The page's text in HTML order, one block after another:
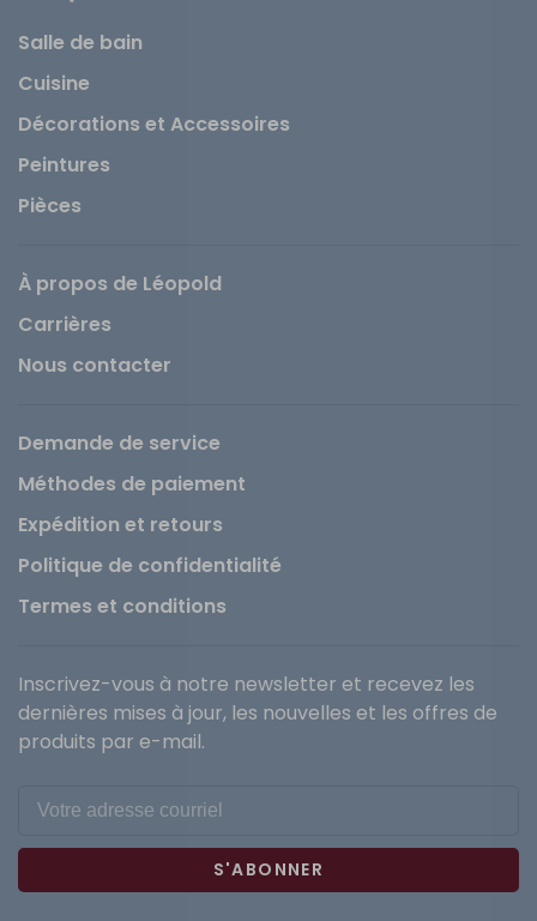
Salle de bain
Cuisine
Décorations et Accessoires
Peintures
Pièces
À propos de Léopold
Carrières
Nous contacter
Demande de service
Méthodes de paiement
Expédition et retours
Politique de confidentialité
Termes et conditions
Inscrivez-vous à notre newsletter et recevez les
dernières mises à jour, les nouvelles et les offres de
produits par e-mail.
S'ABONNER